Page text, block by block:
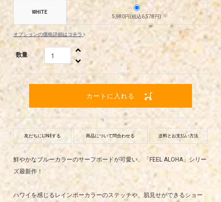
WHITE
5,980円(税込6,578円)
オプションの価格詳細はコチラ
数量
カートに入れる
友だちにLINEする 商品について問合わせる 送料とお支払い方法
鮮やかなブルーカラーのサーフボードが可愛い、「FEEL ALOHA」シリー
ズ最新作！
ハワイを感じるレインボーカラーのステッチや、肌見せができるショー